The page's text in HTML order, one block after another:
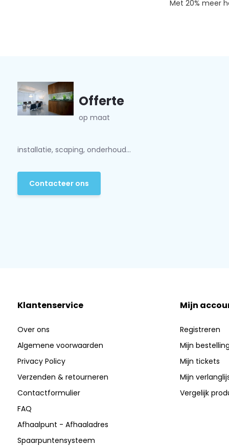
Met 20% meer
Offerte
op maat
installatie, scaping, onderhoud...
Contacteer ons
Klantenservice
Over ons
Algemene voorwaarden
Privacy Policy
Verzenden & retourneren
Contactformulier
FAQ
Afhaalpunt - Afhaaladres
Spaarpuntensysteem
Mijn
Registreren
Mijn
Mijn tickets
Mijn
Vergelijk